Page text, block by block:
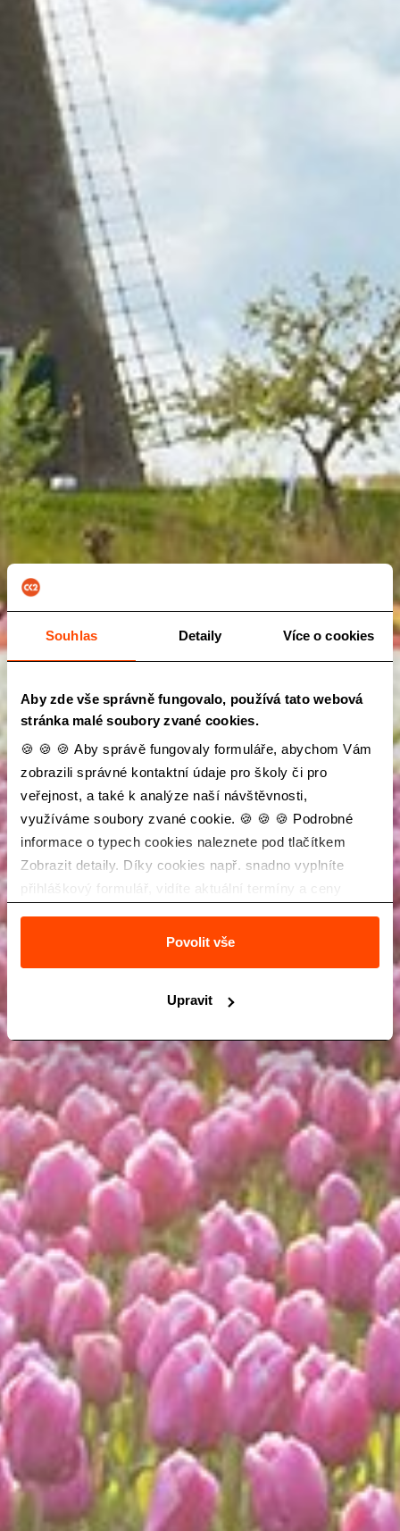
Souhlas Detaily Více o cookies
Aby zde vše správně fungovalo, používá tato webová
stránka malé soubory zvané cookies.
🍪 🍪 🍪 Aby správě fungovaly formuláře, abychom Vám
zobrazili správné kontaktní údaje pro školy či pro
veřejnost, a také k analýze naší návštěvnosti,
využíváme soubory zvané cookie. 🍪 🍪 🍪 Podrobné
informace o typech cookies naleznete pod tlačítkem
Zobrazit detaily. Díky cookies např. snadno vyplníte
přihláškový formulář, vidíte aktuální termíny a ceny
Povolit vše
Upravit